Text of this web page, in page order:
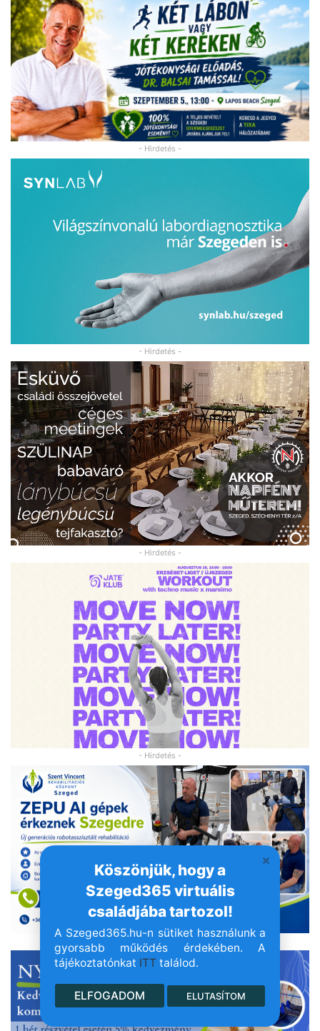
Köszönjük, hogy a
Szeged365 virtuális
családjába tartozol!
A Szeged365.hu-n sütiket használunk a
gyorsabb működés érdekében. A
tájékoztatónkat ITT találod.
ELFOGADOM ELUTASÍTOM
- Hirdetés -
- Hirdetés -
- Hirdetés -
- Hirdetés -
- Hirdetés -